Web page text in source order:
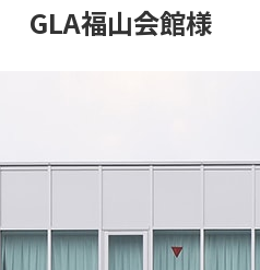
GLA福山会館様